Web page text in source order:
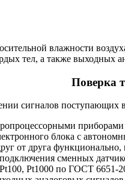
влажности
тел, а также выходных
Поверка
сигналов
блока с
от друга
сменных
Pt1000 по ГОСТ